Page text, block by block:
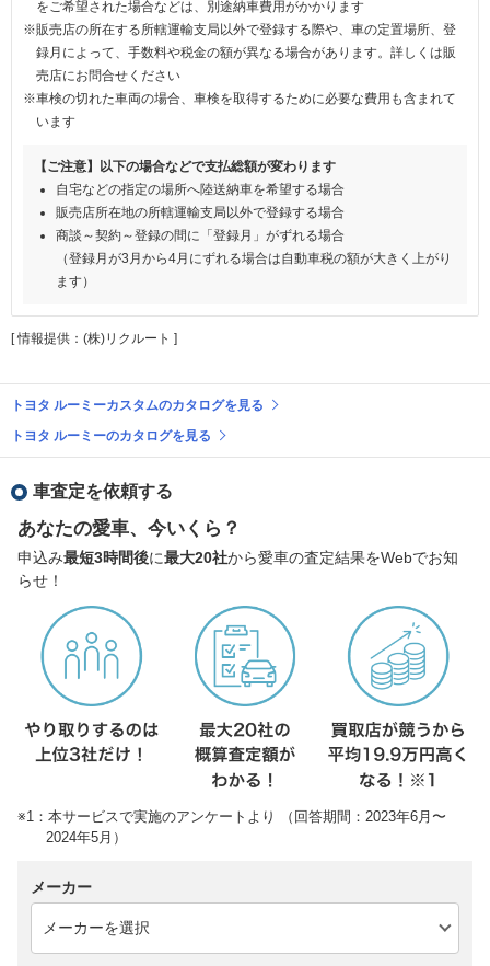
をご希望された場合などは、別途納車費用がかかります
※販売店の所在する所轄運輸支局以外で登録する際や、車の定置場所、登
録月によって、手数料や税金の額が異なる場合があります。詳しくは販
売店にお問合せください
※車検の切れた車両の場合、車検を取得するために必要な費用も含まれて
います
【ご注意】以下の場合などで支払総額が変わります
自宅などの指定の場所へ陸送納車を希望する場合
販売店所在地の所轄運輸支局以外で登録する場合
商談～契約～登録の間に「登録月」がずれる場合
（登録月が3月から4月にずれる場合は自動車税の額が大きく上がり
ます）
[ 情報提供：(株)リクルート ]
トヨタ ルーミーカスタムのカタログを見る
トヨタ ルーミーのカタログを見る
車査定を依頼する
あなたの愛車、今いくら？
申込み最短3時間後に最大20社から愛車の査定結果をWebでお知
らせ！
※1：本サービスで実施のアンケートより （回答期間：2023年6月〜
2024年5月）
メーカー